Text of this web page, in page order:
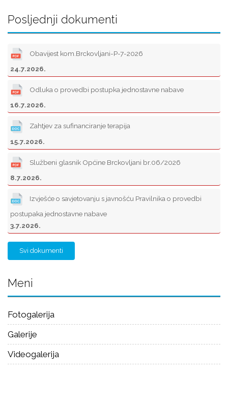
Posljednji dokumenti
Obavijest kom.Brckovljani-P-7-2026
24.7.2026.
Odluka o provedbi postupka jednostavne nabave
16.7.2026.
Zahtjev za sufinanciranje terapija
15.7.2026.
Službeni glasnik Općine Brckovljani br.06/2026
8.7.2026.
Izvješće o savjetovanju s javnošću Pravilnika o provedbi
postupaka jednostavne nabave
3.7.2026.
Svi dokumenti
Meni
Fotogalerija
Galerije
Videogalerija